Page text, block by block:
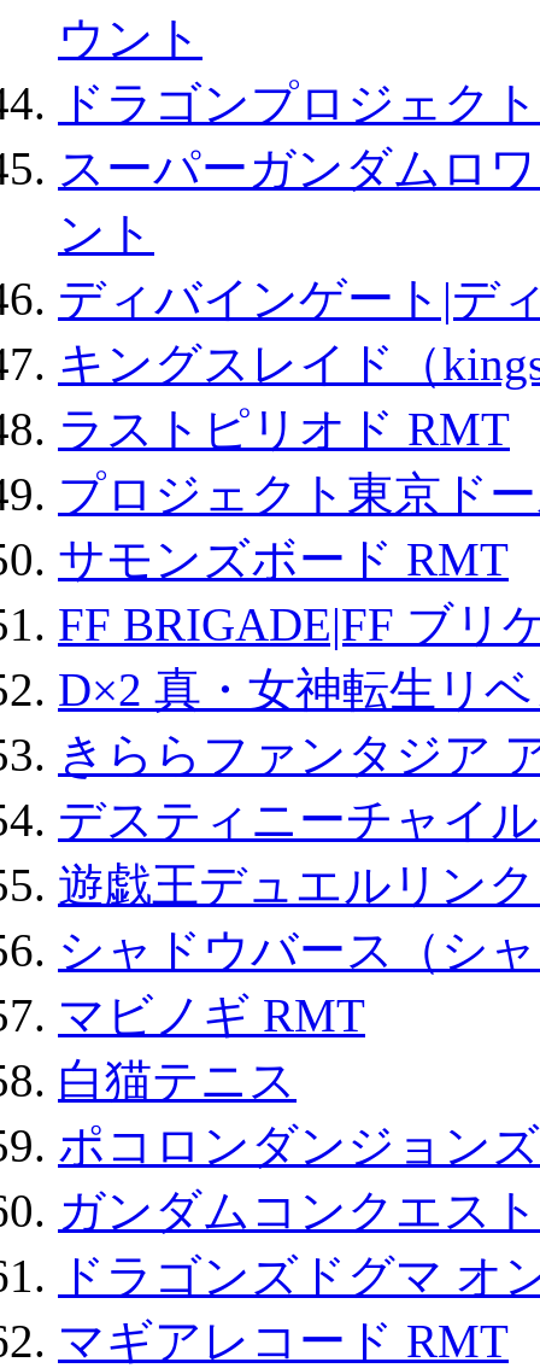
ウント
ドラゴンプロジェク
スーパーガンダムロ
ント
ディバインゲート|デ
キングスレイド（
ラストピリオド RMT
プロジェクト東京ド
サモンズボード RMT
FF BRIGADE|FF ブリ
D×2 真・女神転生リ
きららファンタジア
デスティニーチャイ
遊戯王デュエルリン
シャドウバース（シ
マビノギ RMT
白猫テニス
ポコロンダンジョン
ガンダムコンクエスト
ドラゴンズドグマ オ
マギアレコード RMT